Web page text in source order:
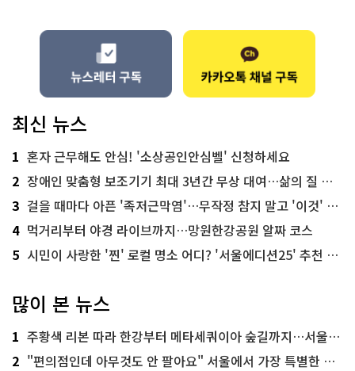
최신 뉴스
1 혼자 근무해도 안심! '소상공인안심벨' 신청하세요
2 장애인 맞춤형 보조기기 최대 3년간 무상 대여…삶의 질 높인다
3 걸을 때마다 아픈 '족저근막염'…무작정 참지 말고 '이것' 해보세요!
4 먹거리부터 야경 라이브까지…망원한강공원 알짜 코스
5 시민이 사랑한 '찐' 로컬 명소 어디? '서울에디션25' 추천 코스
많이 본 뉴스
1 주황색 리본 따라 한강부터 메타세쿼이아 숲길까지…서울둘레길 15코스
2 "편의점인데 아무것도 안 팔아요" 서울에서 가장 특별한 편의점의 정체